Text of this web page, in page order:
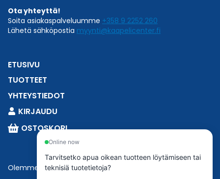
Ota yhteyttä!
Soita asiakaspalveluumme +358 9 2252 260
Lähetä sähköpostia myynti@kaapelicenter.fi
ETUSIVU
TUOTTEET
YHTEYSTIEDOT
KIRJAUDU
OSTOSKORI
Olemme osaEsbeconia.
Online now
Tarvitsetko apua oikean tuotteen löytämiseen tai
teknisiä tuotetietoja?